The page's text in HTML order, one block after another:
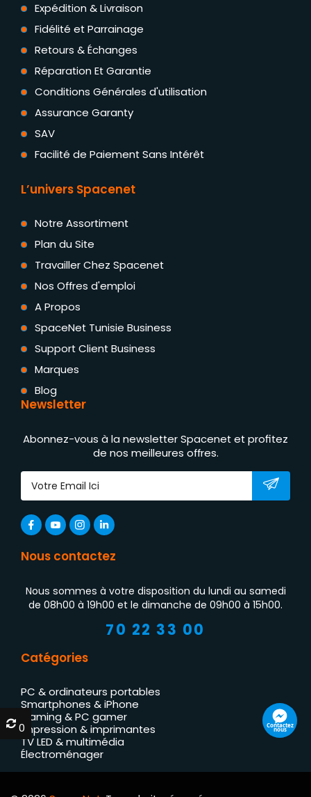
Expédition & Livraison
Fidélité et Parrainage
Retours & Échanges
Réparation Et Garantie
Conditions Générales d'utilisation
Assurance Garanty
SAV
Facilité de Paiement Sans Intérêt
L’univers Spacenet
Notre Assortiment
Plan du Site
Travailler Chez Spacenet
Nos Offres d'emploi
A Propos
SpaceNet Tunisie Business
Support Client Business
Marques
Blog
Newsletter
Abonnez-vous à la newsletter Spacenet et profitez
de nos meilleures offres.
Nous contactez
Nous sommes à votre disposition du lundi au samedi
de 08h00 à 19h00 et le dimanche de 09h00 à 15h00.
70 22 33 00
Catégories
PC & ordinateurs portables
Smartphones & iPhone
Gaming & PC gamer
Impression & imprimantes
TV LED & multimédia
Électroménager
Contactez
nous
0
0